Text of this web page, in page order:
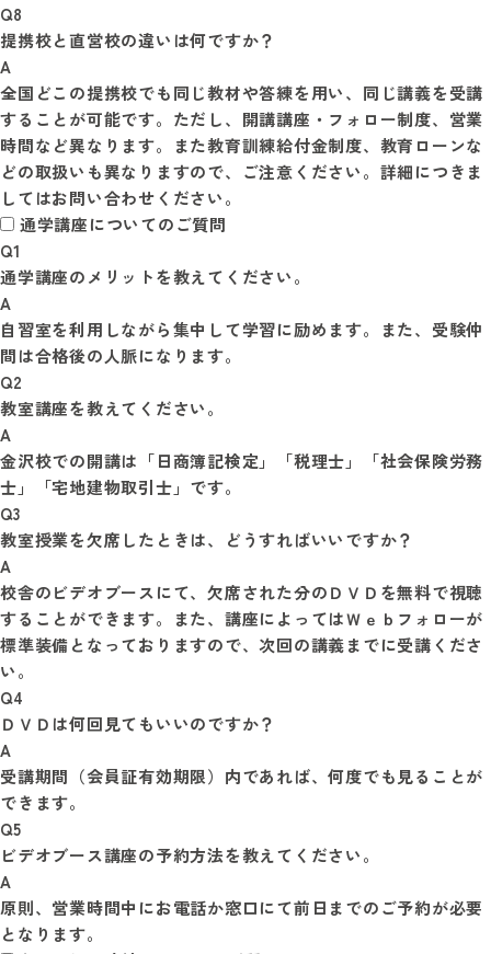
Q8
提携校と直営校の違いは何ですか？
A
全国どこの提携校でも同じ教材や答練を用い、同じ講義を受講
することが可能です。ただし、開講講座・フォロー制度、営業
時間など異なります。また教育訓練給付金制度、教育ローンな
どの取扱いも異なりますので、ご注意ください。詳細につきま
通学講座についてのご質問
Q1
通学講座のメリットを教えてください。
A
自習室を利用しながら集中して学習に励めます。また、受験仲
間は合格後の人脈になります。
Q2
教室講座を教えてください。
A
金沢校での開講は「日商簿記検定」「税理士」「社会保険労務
士」「宅地建物取引士」です。
Q3
教室授業を欠席したときは、どうすればいいですか？
A
校舎のビデオブースにて、欠席された分のＤＶＤを無料で視聴
することができます。また、講座によってはＷｅｂフォローが
標準装備となっておりますので、次回の講義までに受講くださ
い。
Q4
ＤＶＤは何回見てもいいのですか？
A
受講期間（会員証有効期限）内であれば、何度でも見ることが
できます。
Q5
ビデオブース講座の予約方法を教えてください。
A
原則、営業時間中にお電話か窓口にて前日までのご予約が必要
となります。